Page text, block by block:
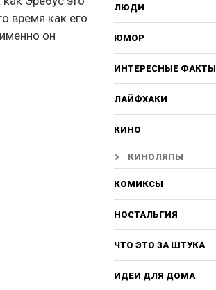
время как его
он
ЛЮДИ
ЮМОР
ИНТЕРЕСНЫЕ ФАКТЫ
ЛАЙФХАКИ
КИНО
КИНОЛЯПЫ
КОМИКСЫ
НОСТАЛЬГИЯ
ЧТО ЭТО ЗА ШТУКА
ИДЕИ ДЛЯ ДОМА